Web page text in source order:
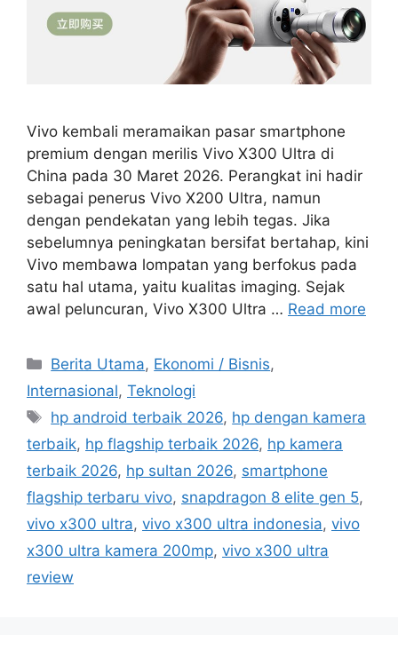
Vivo kembali meramaikan pasar smartphone
premium dengan merilis Vivo X300 Ultra di
China pada 30 Maret 2026. Perangkat ini hadir
sebagai penerus Vivo X200 Ultra, namun
dengan pendekatan yang lebih tegas. Jika
sebelumnya peningkatan bersifat bertahap, kini
Vivo membawa lompatan yang berfokus pada
satu hal utama, yaitu kualitas imaging. Sejak
awal peluncuran, Vivo X300 Ultra … Read more
C
e
g
o
r
s
Berita Utama, Ekonomi / Bisnis,
Internasional, Teknologi
T
s
hp android terbaik 2026, hp dengan kamera
terbaik, hp flagship terbaik 2026, hp kamera
terbaik 2026, hp sultan 2026, smartphone
flagship terbaru vivo, snapdragon 8 elite gen 5,
vivo x300 ultra, vivo x300 ultra indonesia, vivo
x300 ultra kamera 200mp, vivo x300 ultra
review